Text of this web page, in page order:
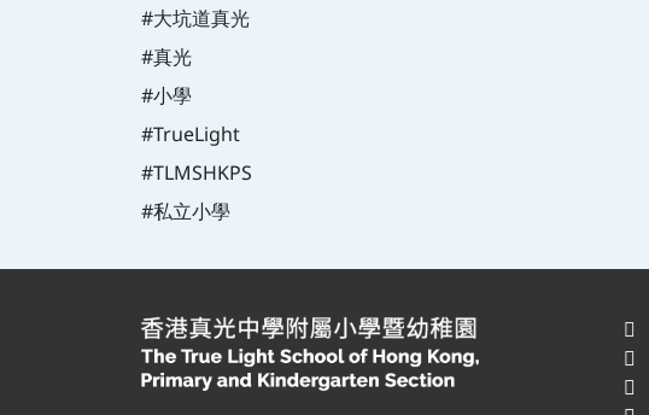
#大坑道真光
#真光
#小學
#TrueLight
#TLMSHKPS
#私立小學